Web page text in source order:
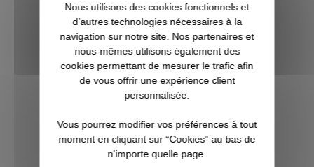
Depuis sa première parution en 1997, et
plus encore avec l’arrivée du film en 2001,
le phénomène Harry Potter a conquis la
culture mondiale. La Pottermania nous a
tous et toutes touchées. Qui n’a pas
attendu, fébrilement, le jour de s...
VOIR L'ARTICLE
Nous utilisons des cookies fonctionnels et
d’autres technologies nécessaires à la
navigation sur notre site. Nos partenaires et
nous-mêmes utilisons également des
cookies permettant de mesurer le trafic afin
de vous offrir une expérience client
personnalisée.
Vous pourrez modifier vos préférences à tout
moment en cliquant sur “Cookies” au bas de
n'importe quelle page.